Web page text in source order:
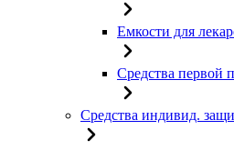
Емкости для
Средства первой
Средства индивид.